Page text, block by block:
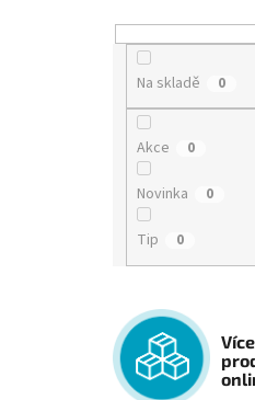
Na skladě 0
Akce 0
Novinka 0
Tip 0